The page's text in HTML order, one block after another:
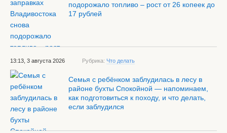
подорожало топливо – рост от 26 копеек до
17 рублей
13:13, 3 августа 2026 Рубрика: Что делать
Семья с ребёнком заблудилась в лесу в
районе бухты Спокойной — напоминаем,
как подготовиться к походу, и что делать,
если заблудился